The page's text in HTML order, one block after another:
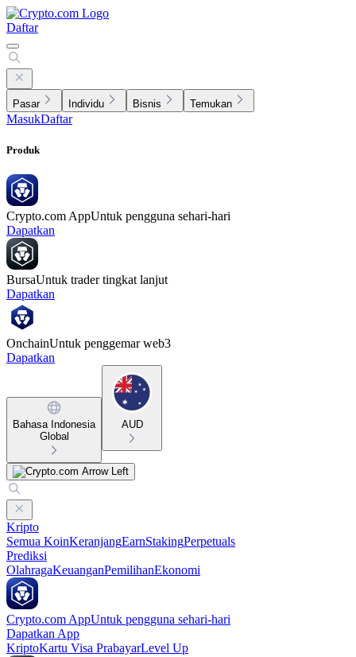
Daftar
Pasar Individu Bisnis Temukan
MasukDaftar
Produk
Crypto.com AppUntuk pengguna sehari-hari
Dapatkan
BursaUntuk trader tingkat lanjut
Dapatkan
OnchainUntuk penggemar web3
Dapatkan
Bahasa Indonesia
Global
AUD
Kripto
Semua KoinKeranjangEarnStakingPerpetuals
Prediksi
OlahragaKeuanganPemilihanEkonomi
Crypto.com AppUntuk pengguna sehari-hari
Dapatkan App
KriptoKartu Visa PrabayarLevel Up